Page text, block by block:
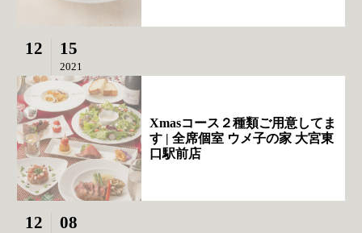
12 15
2021
Xmasコース２種類ご用意してま
す | 全席個室 ウメ子の家 大宮東
口駅前店
12 08